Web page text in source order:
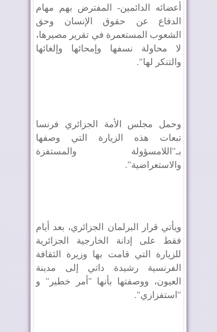
أعضائه الدائمين- المفترض بهم مهام
الدفاع عن حقوق الإنسان وحق
الشعوب المستعمرة في تقرير مصيرها،
لا محاولة نسفها وإمحائها وإلغائها
والتنكر لها".
وحمل مجلس الأمة الجزائري فرنسا
تبعات هذه الزيارة التي وصفها
بـ"اللامسؤولة والمستفزة
والاستعراضية".
ويأتي قرار البرلمان الجزائري، بعد أيام
فقط على إدانة الخارجية الجزائرية
للزيارة التي قامت بها وزيرة الثقافة
الفرنسية رشيدة داتي إلى مدينة
العيون، ووصفتها بأنها "أمر خطير" و
"استفزازي".